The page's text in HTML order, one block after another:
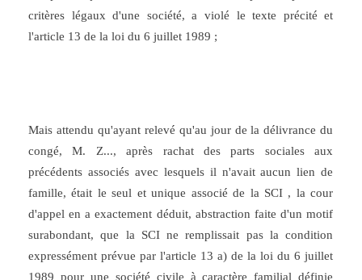
critères légaux d'une société, a violé le texte précité et
l'article 13 de la loi du 6 juillet 1989 ;
Mais attendu qu'ayant relevé qu'au jour de la délivrance du
congé, M. Z..., après rachat des parts sociales aux
précédents associés avec lesquels il n'avait aucun lien de
famille, était le seul et unique associé de la SCI , la cour
d'appel en a exactement déduit, abstraction faite d'un motif
surabondant, que la SCI ne remplissait pas la condition
expressément prévue par l'article 13 a) de la loi du 6 juillet
1989 pour une société civile à caractère familial définie